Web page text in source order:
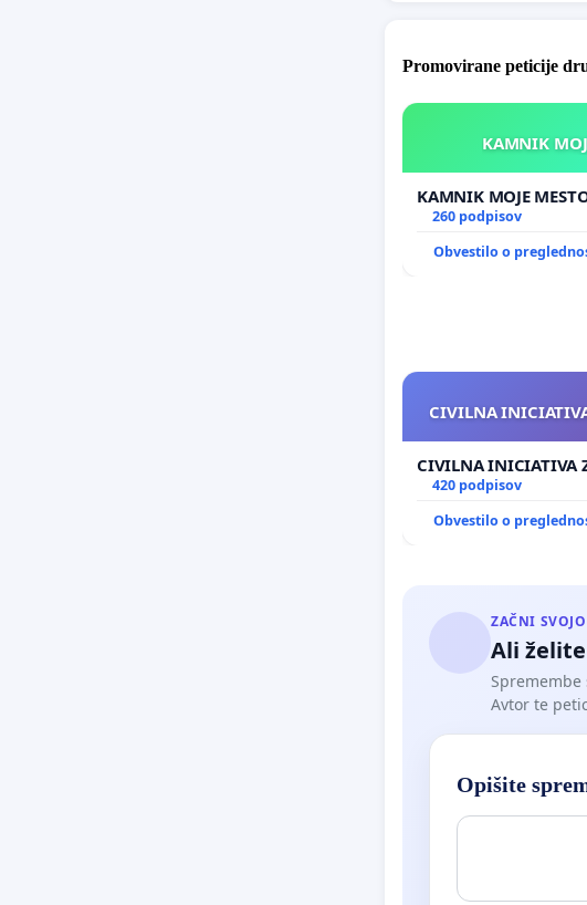
Promovirane peticije
KAMNIK MOJE
260 podpisov
Obvestilo o
CIVILNA
CIVILNA INICIATIVA
420 podpisov
Obvestilo o
ZAČNI
Ali
Avtor te
Opišite